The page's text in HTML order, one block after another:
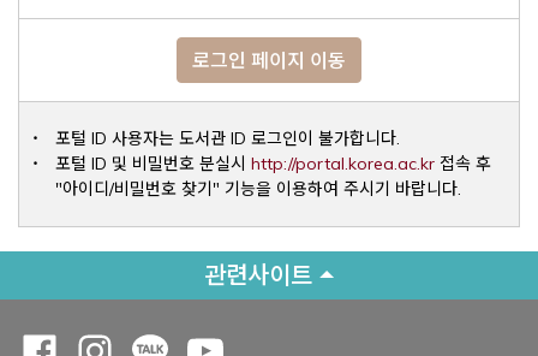
로그인 페이지 이동
포털 ID 사용자는 도서관 ID 로그인이 불가합니다.
포털 ID 및 비밀번호 분실시 http://portal.korea.ac.krOpens a
접속 후
"아이디/비밀번호 찾기" 기능을 이용하여 주시기 바랍니다.
관련사이트
Opens a new window
Opens a new window
Opens a new window